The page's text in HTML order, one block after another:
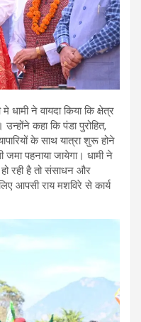
धामी ने वायदा किया कि क्षेत्र
कहा कि पंडा पुरोहित,
के साथ यात्रा शुरू होने
पहनाया जायेगा। धामी ने
हो रही है तो संसाधन और
आपसी राय मशविरे से कार्य